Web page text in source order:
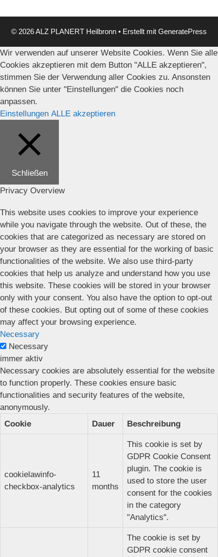
© 2026 ALZ PLANERT Heilbronn • Erstellt mit GeneratePress
Wir verwenden auf unserer Website Cookies. Wenn Sie alle
Cookies akzeptieren mit dem Button "ALLE akzeptieren",
stimmen Sie der Verwendung aller Cookies zu. Ansonsten
können Sie unter "Einstellungen" die Cookies noch
anpassen.
Einstellungen ALLE akzeptieren
Schließen
Privacy Overview
This website uses cookies to improve your experience
while you navigate through the website. Out of these, the
cookies that are categorized as necessary are stored on
your browser as they are essential for the working of basic
functionalities of the website. We also use third-party
cookies that help us analyze and understand how you use
this website. These cookies will be stored in your browser
only with your consent. You also have the option to opt-out
of these cookies. But opting out of some of these cookies
may affect your browsing experience.
Necessary
Necessary
immer aktiv
Necessary cookies are absolutely essential for the website
to function properly. These cookies ensure basic
functionalities and security features of the website,
anonymously.
Cookie
Dauer Beschreibung
cookielawinfo-
checkbox-analytics
11
months
This cookie is set by
GDPR Cookie Consent
plugin. The cookie is
used to store the user
consent for the cookies
in the category
"Analytics".
The cookie is set by
GDPR cookie consent